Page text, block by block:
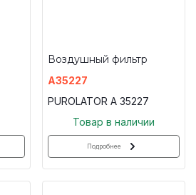
Воздушный фильтр
A35227
PUROLATOR A 35227
Товар в наличии
Подробнее